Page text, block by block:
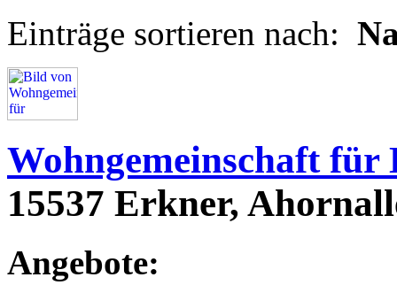
Einträge sortieren nach:
Wohngemeinschaft für
15537 Erkner,
Angebote: